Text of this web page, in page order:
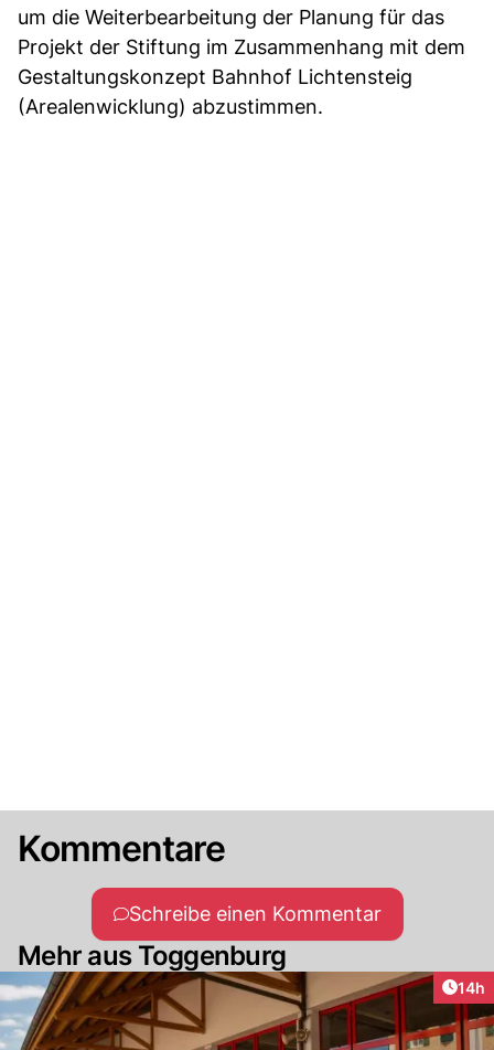
um die Weiterbearbeitung der Planung für das
Projekt der Stiftung im Zusammenhang mit dem
Gestaltungskonzept Bahnhof Lichtensteig
(Arealenwicklung) abzustimmen.
Kommentare
Schreibe einen Kommentar
Mehr aus Toggenburg
14h